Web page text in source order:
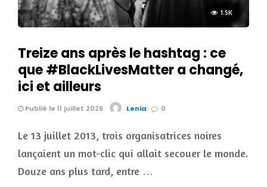
1.5K
Treize ans après le hashtag : ce
que #BlackLivesMatter a changé,
ici et ailleurs
Publié le 11 juillet 2026 Lenia 0
Le 13 juillet 2013, trois organisatrices noires
lançaient un mot-clic qui allait secouer le monde.
Douze ans plus tard, entre …